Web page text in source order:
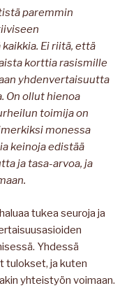
paremmin
Ei riitä, että
korttia rasismille
yhdenvertaisuutta
On ollut hienoa
toimija on
monessa
keinoja edistää
ja tasa-arvoa, ja
tukea seuroja ja
Yhdessä
tulokset, ja kuten
yhteistyön voimaan.